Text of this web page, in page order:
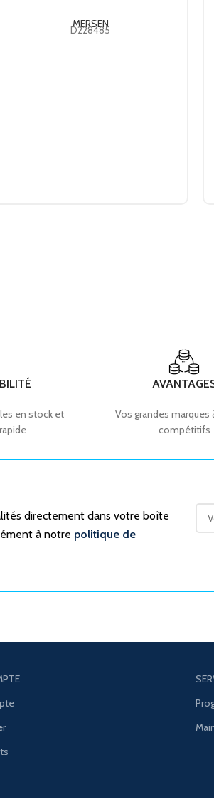
MERSEN
D228485
en stock et
Vos grandes marques
compétitifs
directement dans votre boîte
à notre politique de